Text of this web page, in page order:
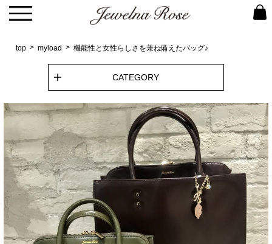
top myload 機能性と女性らしさを兼ね備えたバッグ♪
CATEGORY